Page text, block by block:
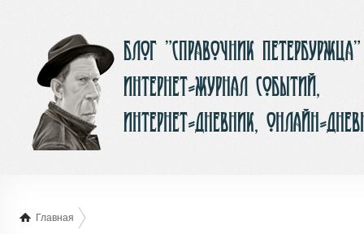
Блог ”Справочник Петербуржца”
интернет-журнал событий,
интернет-дневник, онлайн-
Главная